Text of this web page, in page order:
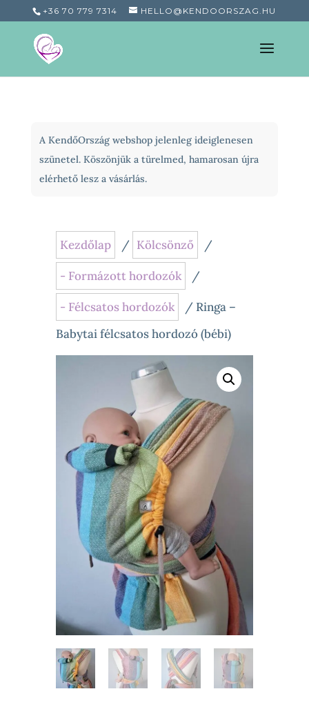
+36 70 779 7314 HELLO@KENDOORSZAG.HU
A KendőOrszág webshop jelenleg ideiglenesen
szünetel. Köszönjük a türelmed, hamarosan újra
elérhető lesz a vásárlás.
Kezdőlap / Kölcsönző /
- Formázott hordozók /
- Félcsatos hordozók
/ Ringa –
Babytai félcsatos hordozó (bébi)